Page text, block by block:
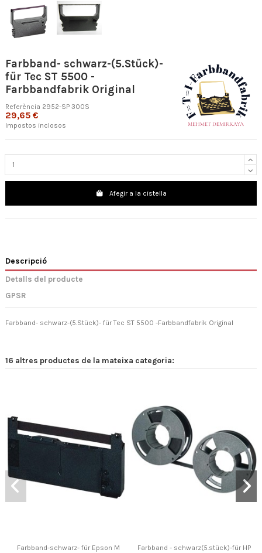
Farbband- schwarz-(5.Stück)-
für Tec ST 5500 -
Farbbandfabrik Original
Referència 2952-SP 300S
29,65 €
Impostos inclosos
Afegir a la cistella
Descripció
Detalls del producte
GPSR
Farbband- schwarz-(5.Stück)- für Tec ST 5500 -Farbbandfabrik Original
16 altres productes de la mateixa categoria:
Farbband-schwarz- für Epson M
Farbband - schwarz(5.stück)-für HP